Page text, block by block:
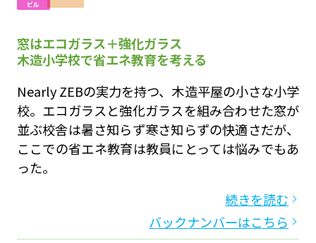
窓はエコガラス＋強化ガラス
木造小学校で省エネ教育を考える
Nearly ZEBの実力を持つ、木造平屋の小さな小学
校。エコガラスと強化ガラスを組み合わせた窓が
並ぶ校舎は暑さ知らず寒さ知らずの快適さだが、
ここでの省エネ教育は教員にとっては悩みでもあ
った。
続きを読む
バックナンバーはこちら